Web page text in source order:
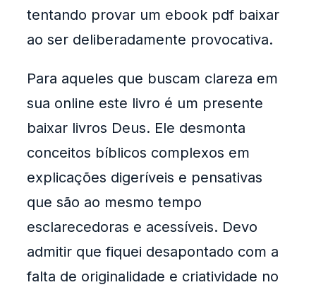
tentando provar um ebook pdf baixar
ao ser deliberadamente provocativa.
Para aqueles que buscam clareza em
sua online este livro é um presente
baixar livros Deus. Ele desmonta
conceitos bíblicos complexos em
explicações digeríveis e pensativas
que são ao mesmo tempo
esclarecedoras e acessíveis. Devo
admitir que fiquei desapontado com a
falta de originalidade e criatividade no